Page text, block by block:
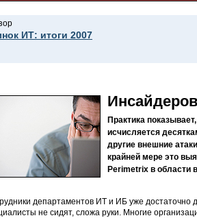
ИТ: итоги 2007
Практика
исчисляется
другие внешние
крайней мере это
Perimetrix в области
департаментов ИТ и ИБ уже достаточно
не сидят, сложа руки. Многие